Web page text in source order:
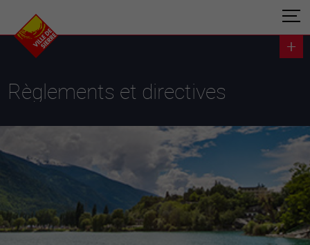
Règlements et directives